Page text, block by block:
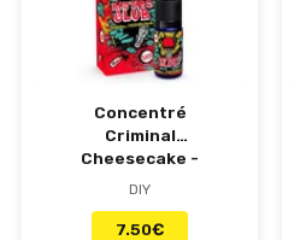
Concentré
Criminal
Cheesecake -
Bastard Club
DIY
7.50€